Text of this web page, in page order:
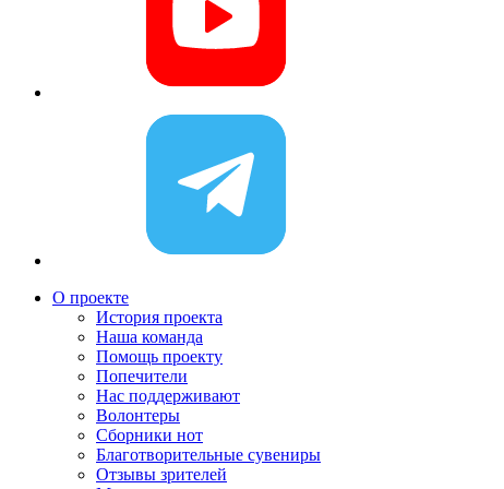
О проекте
История проекта
Наша команда
Помощь проекту
Попечители
Нас поддерживают
Волонтеры
Сборники нот
Благотворительные сувениры
Отзывы зрителей